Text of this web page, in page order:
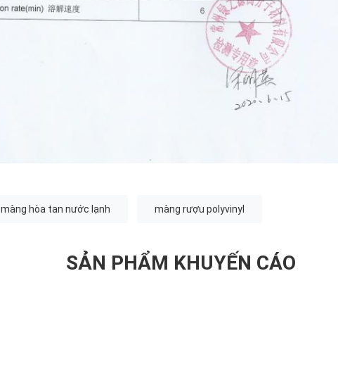
màng hòa tan nước lạnh màng rượu polyvinyl
SẢN PHẨM KHUYẾN CÁO